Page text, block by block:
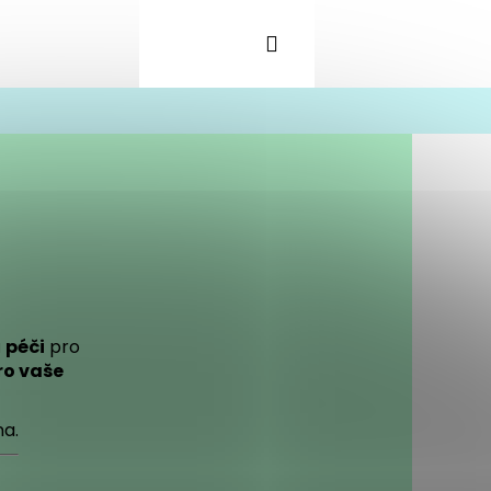
Přihlášení
košík
péči pro
vaše